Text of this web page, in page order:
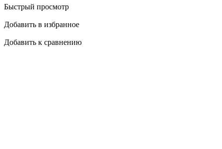
Быстрый просмотр
Добавить в избранное
Добавить к сравнению